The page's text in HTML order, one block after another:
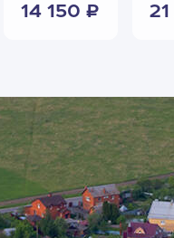
14 150 ₽